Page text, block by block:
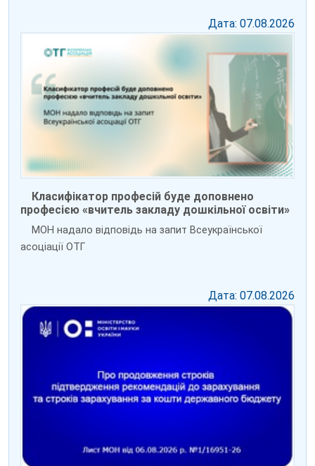
Дата: 07.08.2026
Класифікатор професій буде доповнено
професією «вчитель закладу дошкільної освіти»
МОН надало відповідь на запит Всеукраїнської
асоціації ОТГ
Дата: 07.08.2026